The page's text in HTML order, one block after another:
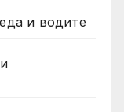
и водите